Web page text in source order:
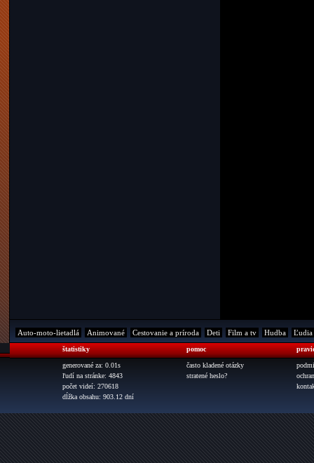
Auto-moto-lietadlá Animované Cestovanie a príroda Deti Film a tv Hudba Ľudia
štatistiky
generované za: 0.01s
ľudí na stránke: 4843
počet videí: 270618
dĺžka obsahu: 903.12 dní
pomoc
často kladené otázky
stratené heslo?